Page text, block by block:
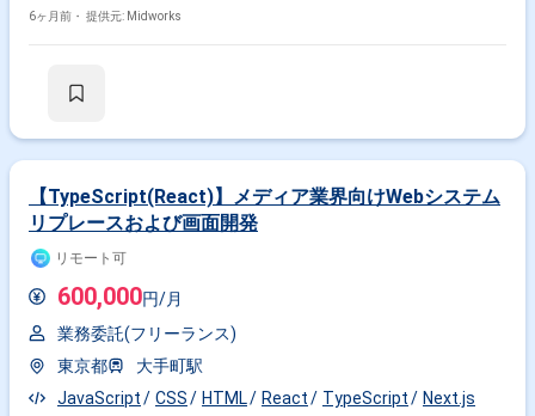
・顧客企業への導入支援（要件整理、運用設計） ・技術的な問い合わせ対
6ヶ月前・ 提供元: Midworks
【TypeScript(React)】メディア業界向けWebシステム
リプレースおよび画面開発
リモート可
600,000円/月
業務委託(フリーランス)
東京都
大手町駅
JavaScript
CSS HTML React TypeScript Next.js